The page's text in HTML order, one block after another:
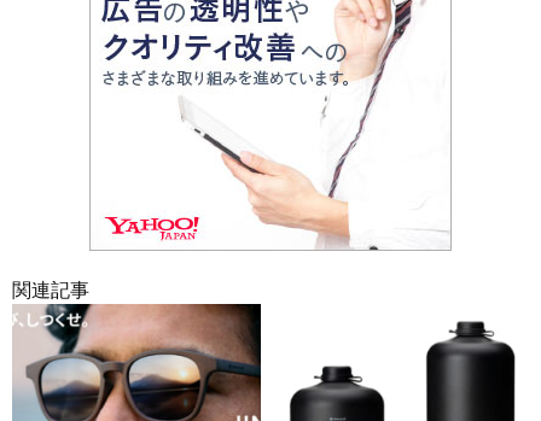
関連記事